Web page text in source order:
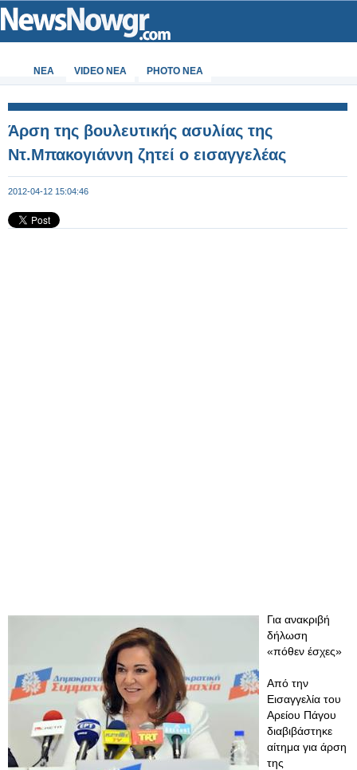
ΝΕΑ VIDEO NEA PHOTO NEA
Άρση της βουλευτικής ασυλίας της
Ντ.Μπακογιάννη ζητεί ο εισαγγελέας
2012-04-12 15:04:46
Για ανακριβή
δήλωση
«πόθεν έσχες»
Από την
Εισαγγελία του
Αρείου Πάγου
διαβιβάστηκε
αίτημα για άρση
της